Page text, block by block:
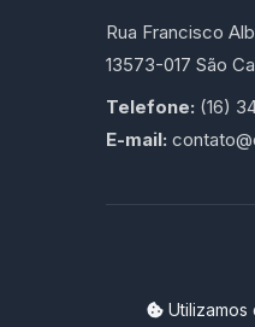
Rua Francisco
13573-017 São
Telefone: (16)
E-mail: